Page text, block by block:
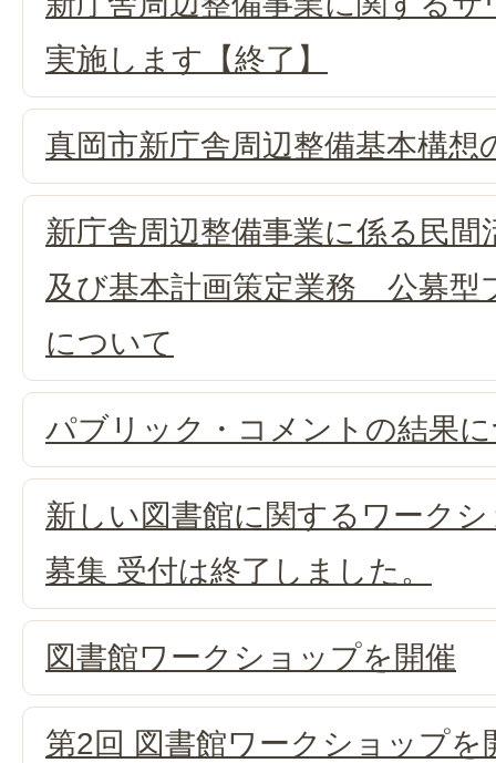
実施します【終了】
真岡市新庁舎周辺整備基本構想
新庁舎周辺整備事業に係る民間
及び基本計画策定業務 公募型
について
パブリック・コメントの結果
新しい図書館に関するワーク
募集 受付は終了しました。
図書館ワークショップを開催
第2回 図書館ワークショップを